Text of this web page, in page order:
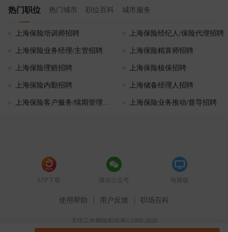
热门职位 热门城市 职位百科 城市服务
上海保险培训师招聘 上海保险经纪人/保险代理招聘
上海保险业务经理/主管招聘 上海保险精算师招聘
上海保险理赔招聘 上海保险核保招聘
上海保险内勤招聘 上海储备经理人招聘
上海保险客户服务/续期管理招聘 上海保险业务推动/督导招聘
APP下载 微信公众号 电脑版
使用帮助 用户反馈 职场百科
无忧工作网版权所有©1999-2026